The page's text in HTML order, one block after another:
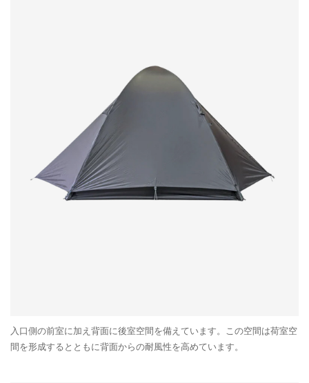
入口側の前室に加え背面に後室空間を備えています。この空間は荷室空
間を形成するとともに背面からの耐風性を高めています。